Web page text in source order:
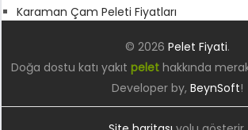
Karaman Çam Peleti Fiyatları
© 2026 Pelet Fiyati.
Doğa dostu katı yakıt pelethakkında
Developer by, BeynSoft!